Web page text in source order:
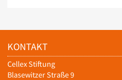
KONTAKT
Cellex Stiftung
Blasewitzer Straße 9